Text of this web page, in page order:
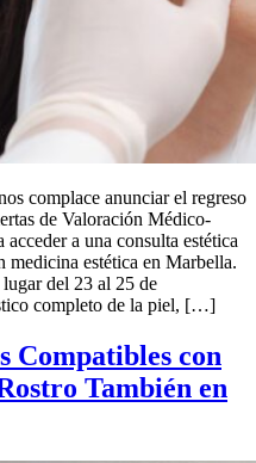
complace anunciar el regreso
de Valoración Médico-
a una consulta estética
medicina estética en Marbella.
del 23 al 25 de
completo de la piel, […]
Compatibles con
También en